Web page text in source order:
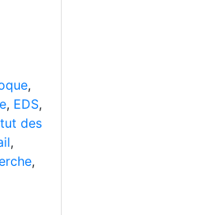
,
, EDS,
des
,
,